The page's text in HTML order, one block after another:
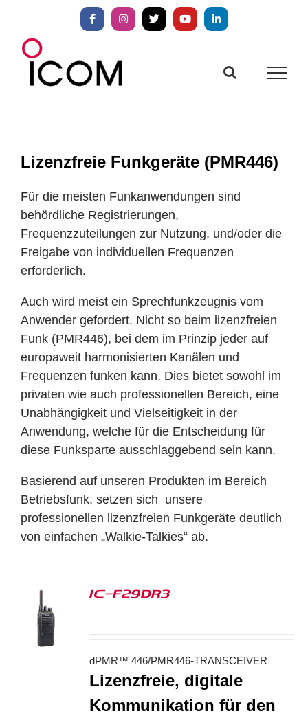
springen
FacebookInstagram
X YouTubeLinkedIn
Lizenzfreie Funkgeräte (PMR446)
Für die meisten Funkanwendungen sind
behördliche Registrierungen,
Frequenzzuteilungen zur Nutzung, und/oder die
Freigabe von individuellen Frequenzen
erforderlich.
Auch wird meist ein Sprechfunkzeugnis vom
Anwender gefordert. Nicht so beim lizenzfreien
Funk (PMR446), bei dem im Prinzip jeder auf
europaweit harmonisierten Kanälen und
Frequenzen funken kann. Dies bietet sowohl im
privaten wie auch professionellen Bereich, eine
Unabhängigkeit und Vielseitigkeit in der
Anwendung, welche für die Entscheidung für
diese Funksparte ausschlaggebend sein kann.
Basierend auf unseren Produkten im Bereich
Betriebsfunk, setzen sich unsere
professionellen lizenzfreien Funkgeräte deutlich
von einfachen „Walkie-Talkies“ ab.
IC-F29DR3
dPMR™ 446/PMR446-TRANSCEIVER
Lizenzfreie, digitale
Kommunikation für den